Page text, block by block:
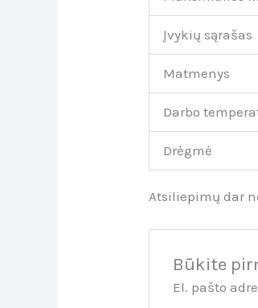
Įvykių sąrašas
Matmenys
Darbo
Drėgmė
Atsiliepimų dar
Būkite
El. pašto